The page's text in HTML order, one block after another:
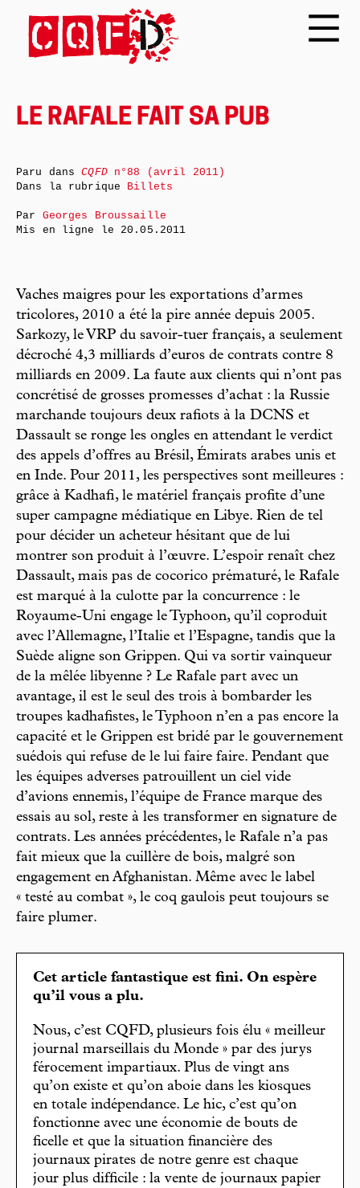
LE RAFALE FAIT SA PUB
Vaches maigres pour les exportations d’armes
tricolores, 2010 a été la pire année depuis 2005.
Sarkozy, le VRP du savoir-tuer français, a seulement
décroché 4,3 milliards d’euros de contrats contre 8
milliards en 2009. La faute aux clients qui n’ont pas
concrétisé de grosses promesses d’achat : la Russie
marchande toujours deux rafiots à la DCNS et
Dassault se ronge les ongles en attendant le verdict
des appels d’offres au Brésil, Émirats arabes unis et
en Inde. Pour 2011, les perspectives sont meilleures :
grâce à Kadhafi, le matériel français profite d’une
super campagne médiatique en Libye. Rien de tel
pour décider un acheteur hésitant que de lui
montrer son produit à l’œuvre. L’espoir renaît chez
Dassault, mais pas de cocorico prématuré, le Rafale
est marqué à la culotte par la concurrence : le
Royaume-Uni engage le Typhoon, qu’il coproduit
avec l’Allemagne, l’Italie et l’Espagne, tandis que la
Suède aligne son Grippen. Qui va sortir vainqueur
de la mêlée libyenne ? Le Rafale part avec un
avantage, il est le seul des trois à bombarder les
troupes kadhafistes, le Typhoon n’en a pas encore la
capacité et le Grippen est bridé par le gouvernement
suédois qui refuse de le lui faire faire. Pendant que
les équipes adverses patrouillent un ciel vide
d’avions ennemis, l’équipe de France marque des
essais au sol, reste à les transformer en signature de
contrats. Les années précédentes, le Rafale n’a pas
fait mieux que la cuillère de bois, malgré son
engagement en Afghanistan. Même avec le label
« testé au combat », le coq gaulois peut toujours se
faire plumer.
Cet article fantastique est fini. On espère
qu’il vous a plu.
Nous, c’est CQFD, plusieurs fois élu « meilleur
journal marseillais du Monde » par des jurys
férocement impartiaux. Plus de vingt ans
qu’on existe et qu’on aboie dans les kiosques
en totale indépendance. Le hic, c’est qu’on
fonctionne avec une économie de bouts de
ficelle et que la situation financière des
journaux pirates de notre genre est chaque
jour plus difficile : la vente de journaux papier
Paru dansCQFDn°88 (avril 2011)
Dans la rubrique Billets
Par Georges Broussaille
Mis en ligne le 20.05.2011